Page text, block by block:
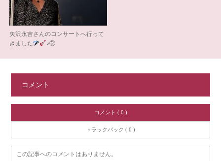
矢沢永吉さんのコンサートへ行って
きました
♪②
コメント
コメント ( 0 )
トラックバック ( 0 )
この記事へのコメントはありません。